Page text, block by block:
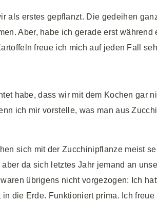
als erstes gepflanzt. Die gedeihen
Aber, habe ich gerade erst während
freue ich mich auf jeden Fall
habe, dass wir mit dem Kochen gar
ich mir vorstelle, was man aus
sich mit der Zucchinipflanze meist
da sich letztes Jahr jemand an
übrigens nicht vorgezogen: Ich
die Erde. Funktioniert prima. Ich freue